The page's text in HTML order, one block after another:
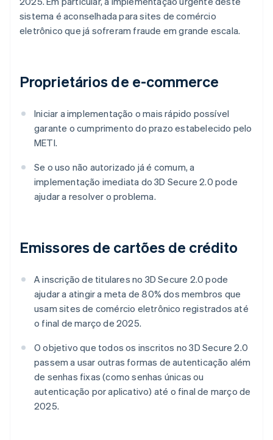
sistema é aconselhada para sites de comércio
eletrônico que já sofreram fraude em grande escala.
Proprietários de e-commerce
Iniciar a implementação o mais rápido possível
garante o cumprimento do prazo estabelecido pelo
METI.
Se o uso não autorizado já é comum, a
implementação imediata do 3D Secure 2.0 pode
ajudar a resolver o problema.
Emissores de cartões de crédito
A inscrição de titulares no 3D Secure 2.0 pode
ajudar a atingir a meta de 80% dos membros que
usam sites de comércio eletrônico registrados até
o final de março de 2025.
O objetivo que todos os inscritos no 3D Secure 2.0
passem a usar outras formas de autenticação além
de senhas fixas (como senhas únicas ou
autenticação por aplicativo) até o final de março de
2025.